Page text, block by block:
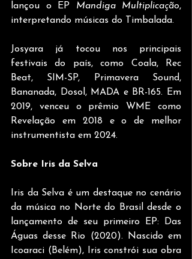
lançou o EP Mandiga Multiplicação,
interpretando músicas do Timbalada.
Josyara já tocou nos principais
festivais do país, como Coala, Rec
Beat, SIM-SP, Primavera Sound,
Bananada, Dosol, MADA e BR-165. Em
2019, venceu o prêmio WME como
Revelação em 2018 e o de melhor
instrumentista em 2024.
Sobre Iris da Selva
Iris da Selva é um destaque no cenário
da música no Norte do Brasil desde o
lançamento de seu primeiro EP: Das
Águas desse Rio (2020). Nascido em
Icoaraci (Belém), Iris constrói sua obra